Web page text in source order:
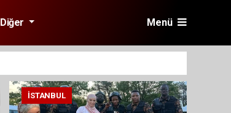
Diğer Menü
İSTANBUL